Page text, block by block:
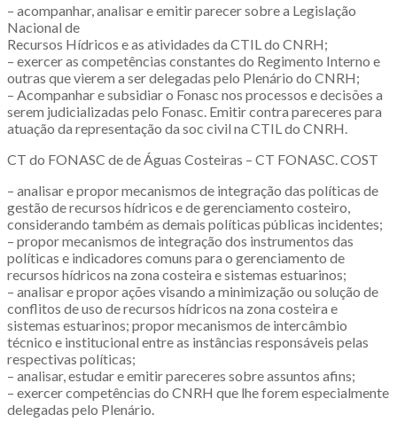
– acompanhar, analisar e emitir parecer sobre a Legislação
Nacional de
Recursos Hídricos e as atividades da CTIL do CNRH;
– exercer as competências constantes do Regimento Interno e
outras que vierem a ser delegadas pelo Plenário do CNRH;
– Acompanhar e subsidiar o Fonasc nos processos e decisões a
serem judicializadas pelo Fonasc. Emitir contra pareceres para
atuação da representação da soc civil na CTIL do CNRH.
CT do FONASC de de Águas Costeiras – CT FONASC. COST
– analisar e propor mecanismos de integração das políticas de
gestão de recursos hídricos e de gerenciamento costeiro,
considerando também as demais políticas públicas incidentes;
– propor mecanismos de integração dos instrumentos das
políticas e indicadores comuns para o gerenciamento de
recursos hídricos na zona costeira e sistemas estuarinos;
– analisar e propor ações visando a minimização ou solução de
conflitos de uso de recursos hídricos na zona costeira e
sistemas estuarinos; propor mecanismos de intercâmbio
técnico e institucional entre as instâncias responsáveis pelas
respectivas políticas;
– analisar, estudar e emitir pareceres sobre assuntos afins;
– exercer competências do CNRH que lhe forem especialmente
delegadas pelo Plenário.